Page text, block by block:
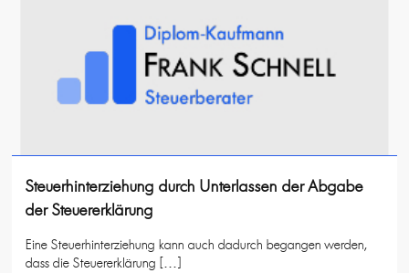
Steuerhinterziehung durch Unterlassen der Abgabe
der Steuererklärung
Eine Steuerhinterziehung kann auch dadurch begangen werden,
dass die Steuererklärung […]